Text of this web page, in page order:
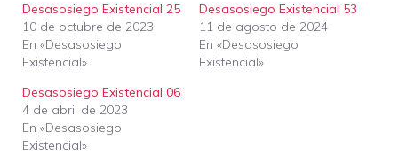
Desasosiego Existencial 25
10 de octubre de 2023
En «Desasosiego
Existencial»
Desasosiego Existencial 53
11 de agosto de 2024
En «Desasosiego
Existencial»
Desasosiego Existencial 06
4 de abril de 2023
En «Desasosiego
Existencial»